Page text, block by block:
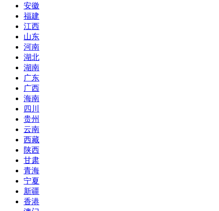
安徽
福建
江西
山东
河南
湖北
湖南
广东
广西
海南
四川
贵州
云南
西藏
陕西
甘肃
青海
宁夏
新疆
香港